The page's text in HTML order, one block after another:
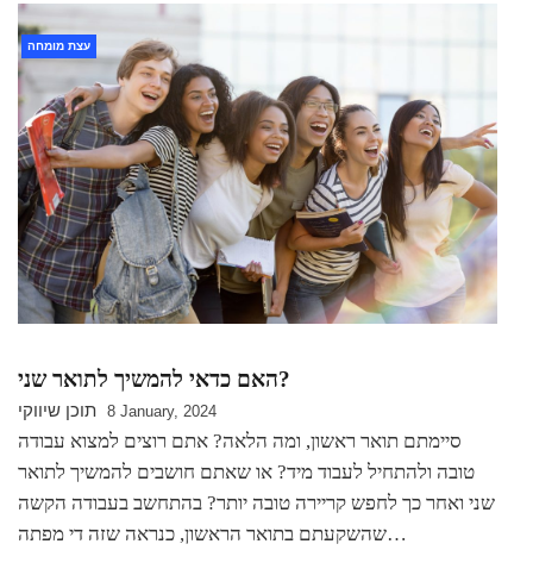
עצת מומחה
האם כדאי להמשיך לתואר שני?
תוכן שיווקי 8 January, 2024
סיימתם תואר ראשון, ומה הלאה? אתם רוצים למצוא עבודה
טובה ולהתחיל לעבוד מיד? או שאתם חושבים להמשיך לתואר
שני ואחר כך לחפש קריירה טובה יותר? בהתחשב בעבודה הקשה
שהשקעתם בתואר הראשון, כנראה שזה די מפתה…